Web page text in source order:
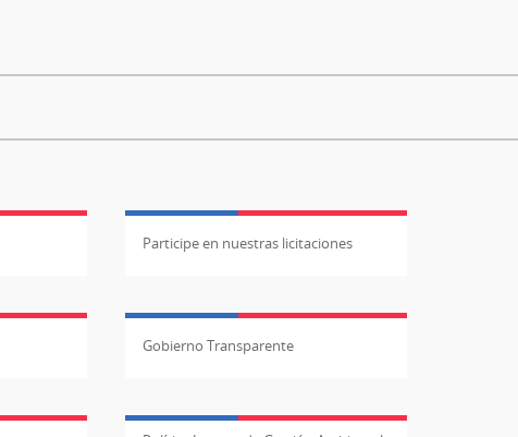
Participe en nuestras licitaciones
Gobierno Transparente